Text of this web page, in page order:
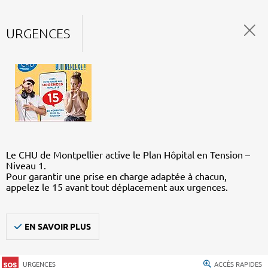
URGENCES
Le CHU de Montpellier active le Plan Hôpital en Tension –
Niveau 1.
Pour garantir une prise en charge adaptée à chacun,
appelez le 15 avant tout déplacement aux urgences.
EN SAVOIR PLUS
URGENCES ACCÈS RAPIDES